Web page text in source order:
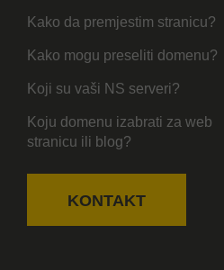
Kako da premjestim stranicu?
Kako mogu preseliti domenu?
Koji su vaši NS serveri?
Koju domenu izabrati za web
stranicu ili blog?
KONTAKT